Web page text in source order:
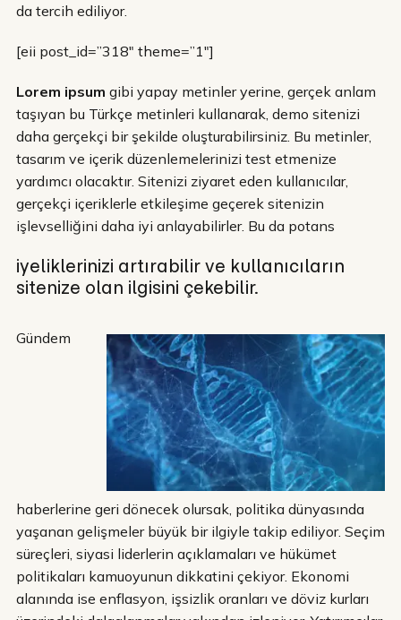
da tercih ediliyor.
[eii post_id=”318″ theme=”1″]
Lorem ipsum gibi yapay metinler yerine, gerçek anlam
taşıyan bu Türkçe metinleri kullanarak, demo sitenizi
daha gerçekçi bir şekilde oluşturabilirsiniz. Bu metinler,
tasarım ve içerik düzenlemelerinizi test etmenize
yardımcı olacaktır. Sitenizi ziyaret eden kullanıcılar,
gerçekçi içeriklerle etkileşime geçerek sitenizin
işlevselliğini daha iyi anlayabilirler. Bu da potans
iyeliklerinizi artırabilir ve kullanıcıların
sitenize olan ilgisini çekebilir.
Gündem
haberlerine geri dönecek olursak, politika dünyasında
yaşanan gelişmeler büyük bir ilgiyle takip ediliyor. Seçim
süreçleri, siyasi liderlerin açıklamaları ve hükümet
politikaları kamuoyunun dikkatini çekiyor. Ekonomi
alanında ise enflasyon, işsizlik oranları ve döviz kurları